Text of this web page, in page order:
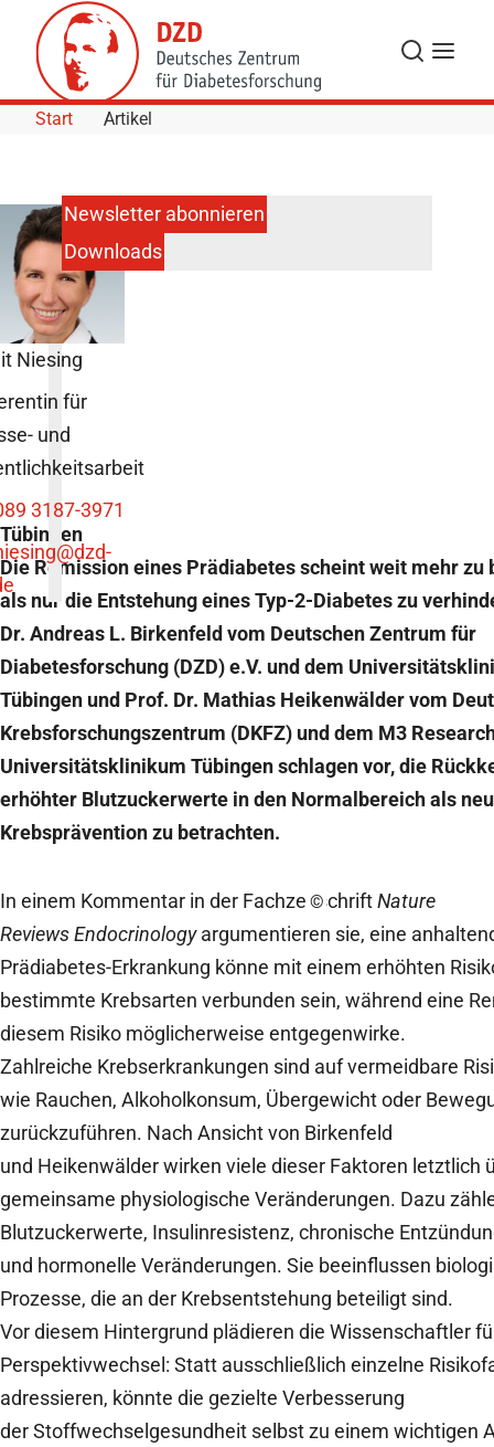
Skip to Content
Suche
Start Artikel
Tübingen
Die Remission eines Prädiabetes scheint weit mehr zu
als nur die Entstehung eines Typ-2-Diabetes zu
Dr. Andreas L. Birkenfeld vom Deutschen Zentrum für
Diabetesforschung (DZD) e.V. und dem
Tübingen und Prof. Dr. Mathias Heikenwälder vom
Krebsforschungszentrum (DKFZ) und dem M3
Universitätsklinikum Tübingen schlagen vor, die
erhöhter Blutzuckerwerte in den Normalbereich als
Krebsprävention zu betrachten.
©
In einem Kommentar in der FachzeitschriftNature
Reviews Endocrinologyargumentieren sie, eine
Prädiabetes-Erkrankung könne mit einem erhöhten
bestimmte Krebsarten verbunden sein, während eine
diesem Risiko möglicherweise entgegenwirke.
Zahlreiche Krebserkrankungen sind auf vermeidbare
wie Rauchen, Alkoholkonsum, Übergewicht oder
zurückzuführen. Nach Ansicht von Birkenfeld
und Heikenwälder wirken viele dieser Faktoren letztlich
gemeinsame physiologische Veränderungen. Dazu
Blutzuckerwerte, Insulinresistenz, chronische
und hormonelle Veränderungen. Sie beeinflussen
Prozesse, die an der Krebsentstehung beteiligt sind.
Vor diesem Hintergrund plädieren die Wissenschaftler
Perspektivwechsel: Statt ausschließlich einzelne
adressieren, könnte die gezielte Verbesserung
der Stoffwechselgesundheit selbst zu einem wichtigen
Niesing
für
und
3187-3971
@dzd-
Newsletter abonnieren
Downloads